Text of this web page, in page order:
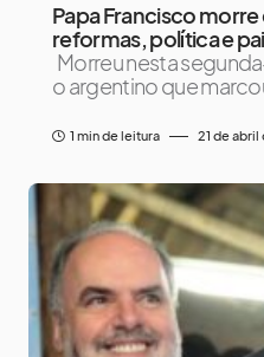
Papa Francisco
reformas, política e
Morreu nesta
o argentino que
1 min de leitura 21 de